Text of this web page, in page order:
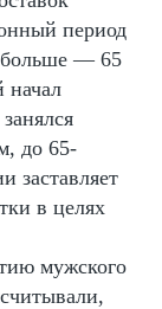
период
больше — 65
начал
до 65-
заставляет
в целях
мужского